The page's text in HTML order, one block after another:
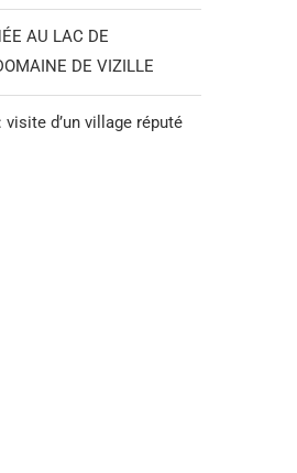
AU LAC DE
DE VIZILLE
visite d’un village réputé